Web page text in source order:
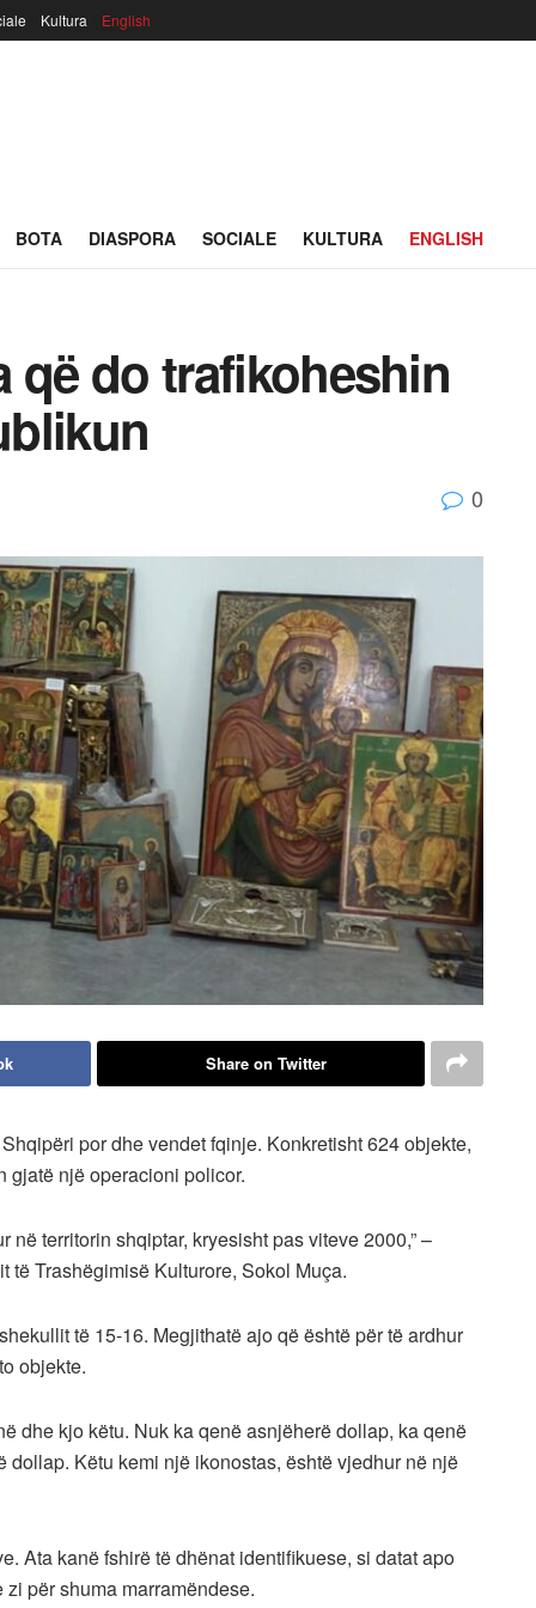
Kultura English
BOTA DIASPORA SOCIALE KULTURA ENGLISH
që do trafikoheshin
0
Share on Twitter
por dhe vendet fqinje. Konkretisht 624 objekte,
gjatë një operacioni policor.
territorin shqiptar, kryesisht pas viteve 2000,” –
Trashëgimisë Kulturore, Sokol Muça.
të 15-16. Megjithatë ajo që është për të ardhur
objekte.
dhe kjo këtu. Nuk ka qenë asnjëherë dollap, ka qenë
Këtu kemi një ikonostas, është vjedhur në një
Ata kanë fshirë të dhënat identifikuese, si datat apo
për shuma marramëndese.